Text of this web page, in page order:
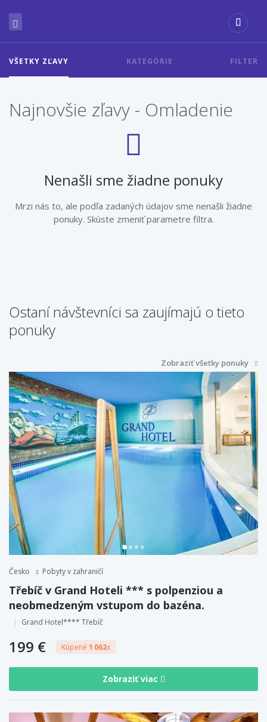
VŠETKY ZĽAVY KATEGÓRIE FILTER
Najnovšie zľavy - Omladenie
Nenašli sme žiadne ponuky
Mrzi nás to, ale podľa zadaných údajov sme nenašli žiadne
ponuky. Skúste zmeniť parametre filtra.
Ostaní návštevníci sa zaujímajú o tieto
ponuky
Zobraziť všetky ponuky
Česko Pobyty v zahraničí
Třebíč v Grand Hoteli *** s polpenziou a
neobmedzeným vstupom do bazéna.
Grand Hotel**** Třebíč
199 € Kúpené 1 062x
Zobraziť viac